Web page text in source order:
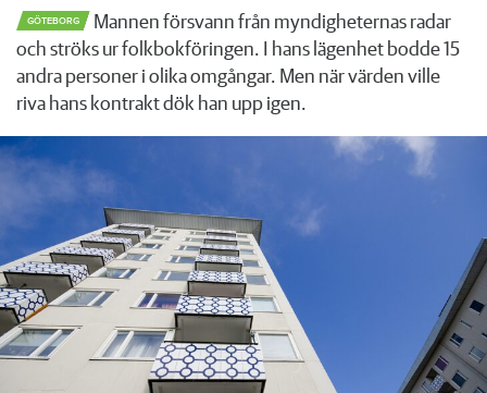
GÖTEBORG
Mannen försvann från myndigheternas radar
och ströks ur folkbokföringen. I hans lägenhet bodde 15
andra personer i olika omgångar. Men när värden ville
riva hans kontrakt dök han upp igen.